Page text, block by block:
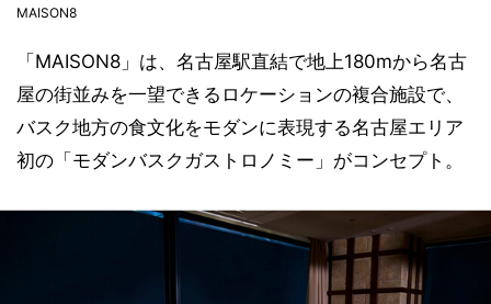
MAISON8
「MAISON8」は、名古屋駅直結で地上180mから名古
屋の街並みを一望できるロケーションの複合施設で、
バスク地方の食文化をモダンに表現する名古屋エリア
初の「モダンバスクガストロノミー」がコンセプト。